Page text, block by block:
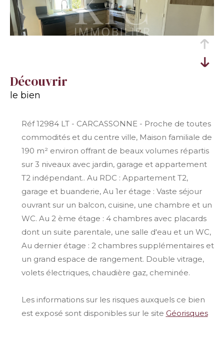
découvrir
le bien
Réf 12984 LT - CARCASSONNE - Proche de toutes
commodités et du centre ville, Maison familiale de
190 m² environ offrant de beaux volumes répartis
sur 3 niveaux avec jardin, garage et appartement
T2 indépendant.. Au RDC : Appartement T2,
garage et buanderie, Au 1er étage : Vaste séjour
ouvrant sur un balcon, cuisine, une chambre et un
WC. Au 2 ème étage : 4 chambres avec placards
dont un suite parentale, une salle d'eau et un WC,
Au dernier étage : 2 chambres supplémentaires et
un grand espace de rangement. Double vitrage,
volets électriques, chaudière gaz, cheminée.
Les informations sur les risques auxquels ce bien
est exposé sont disponibles sur le site Géorisques